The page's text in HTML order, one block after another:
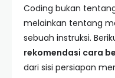
Coding bukan
melainkan tentang
sebuah instruksi.
rekomendasi cara
dari sisi persiapan